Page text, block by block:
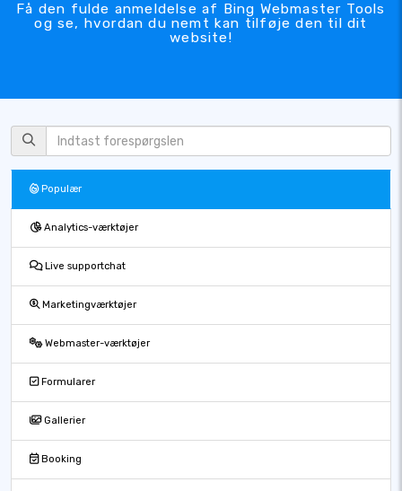
Få den fulde anmeldelse af Bing Webmaster Tools
og se, hvordan du nemt kan tilføje den til dit
website!
Populær
Analytics-værktøjer
Live supportchat
Marketingværktøjer
Webmaster-værktøjer
Formularer
Gallerier
Booking